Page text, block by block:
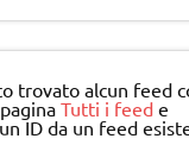
trovato alcun feed
Tutti i feed e
ID da un feed